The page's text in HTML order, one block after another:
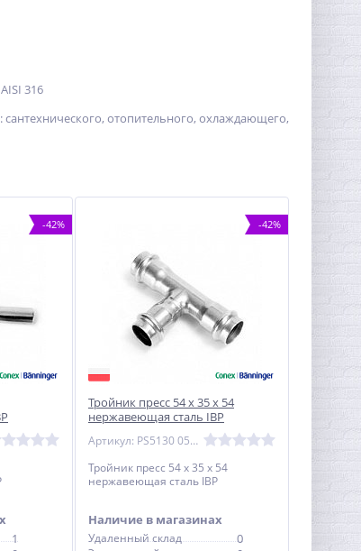
316
отопительного, охлаждающего,
-42%
1
-42%
Тройник пресс 54 х 35 х 54
нержавеющая сталь IBP
Артикул: PS5130 0543554
Тройник пресс 54 х 35 х 54
нержавеющая сталь IBP
Наличие в магазинах
Удаленный склад 0